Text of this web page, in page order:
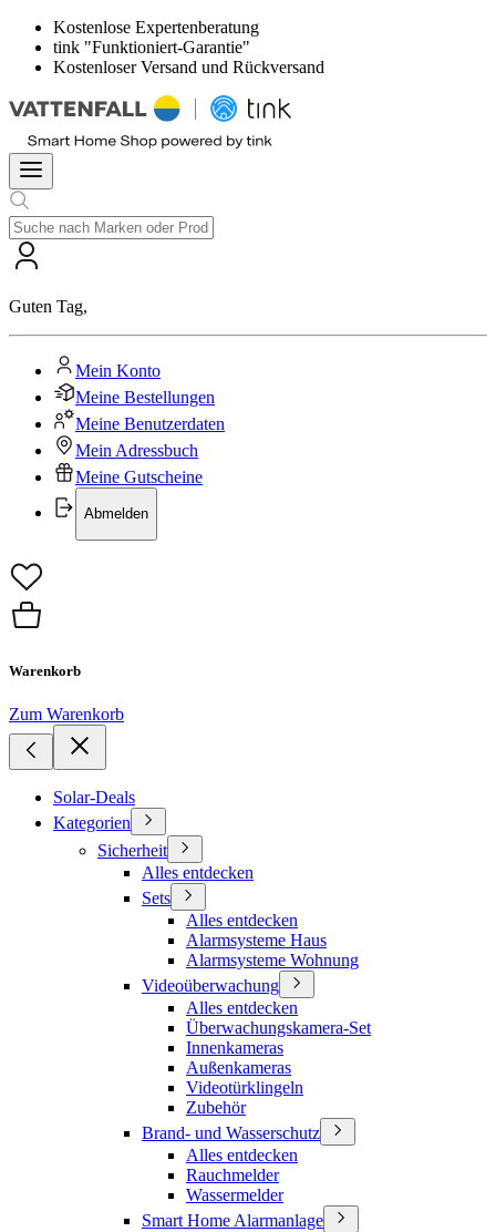
Kostenlose Expertenberatung
tink "Funktioniert-Garantie"
Kostenloser Versand und Rückversand
Guten Tag,
Mein Konto
Meine Bestellungen
Meine Benutzerdaten
Mein Adressbuch
Meine Gutscheine
Abmelden
Warenkorb
Zum Warenkorb
Solar-Deals
Kategorien
Sicherheit
Alles entdecken
Sets
Alles entdecken
Alarmsysteme Haus
Alarmsysteme Wohnung
Videoüberwachung
Alles entdecken
Überwachungskamera-Set
Innenkameras
Außenkameras
Videotürklingeln
Zubehör
Brand- und Wasserschutz
Alles entdecken
Rauchmelder
Wassermelder
Smart Home Alarmanlage